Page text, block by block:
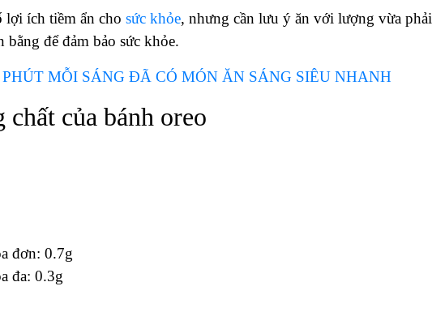
lợi ích tiềm ẩn cho sức khỏe, nhưng cần lưu ý ăn với lượng vừa phải
để đảm bảo sức khỏe.
MỖI SÁNG ĐÃ CÓ MÓN ĂN SÁNG SIÊU NHANH
của bánh oreo
đơn: 0.7g
đa: 0.3g